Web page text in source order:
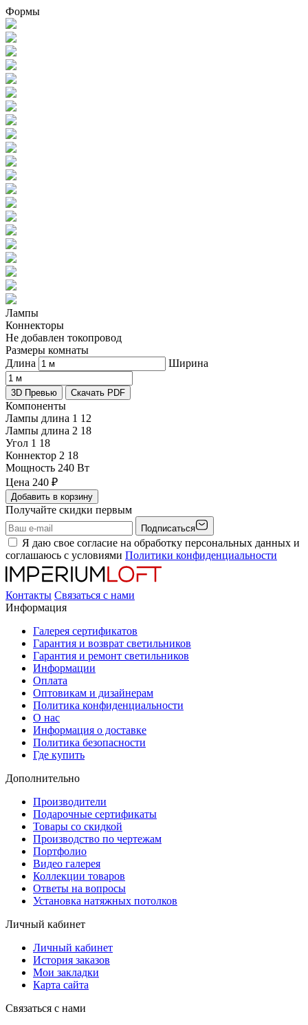
Формы
Лампы
Коннекторы
Не добавлен токопровод
Размеры комнаты
Длина
Ширина
3D Превью Скачать PDF
Компоненты
Лампы длина 1 12
Лампы длина 2 18
Угол 1 18
Коннектор 2 18
Мощность 240 Вт
Цена 240 ₽
Добавить в корзину
Получайте скидки первым
Подписаться
Я даю свое согласие на обработку персональных данных и
соглашаюсь с условиями Политики конфиденциальности
Контакты Связаться с нами
Информация
Галерея сертификатов
Гарантия и возврат светильников
Гарантия и ремонт светильников
Информации
Оплата
Оптовикам и дизайнерам
Политика конфиденциальности
О нас
Информация о доставке
Политика безопасности
Где купить
Дополнительно
Производители
Подарочные сертификаты
Товары со скидкой
Производство по чертежам
Портфолио
Видео галерея
Коллекции товаров
Ответы на вопросы
Установка натяжных потолков
Личный кабинет
Личный кабинет
История заказов
Мои закладки
Карта сайта
Связаться с нами